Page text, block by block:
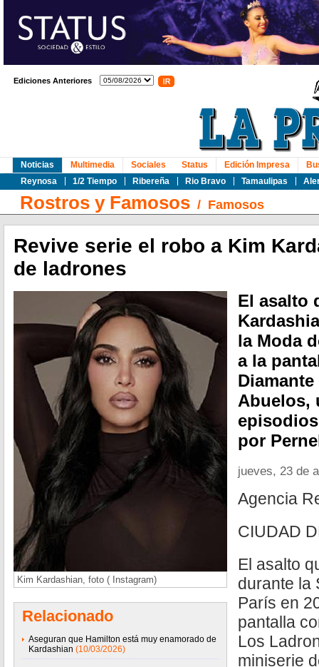
Ediciones Anteriores
Noticias
Reynosa
1/2 Tiempo Ribereña Rio Bravo Tamaulipas
Multimedia Sociales Status Edición Impresa
Rostros y Famosos / Famosos
Revive serie el robo a Kim
de ladrones
Kim Kardashian, foto ( Instagram)
Relacionado
Aseguran que Hamilton está muy enamorado de
Kardashian (10/03/2026)
El asalto
la Moda
a la
Abuelos,
por
jueves, 23 de
Agencia
CIUDAD
El asalto
durante la
París en
pantalla
Los
miniserie